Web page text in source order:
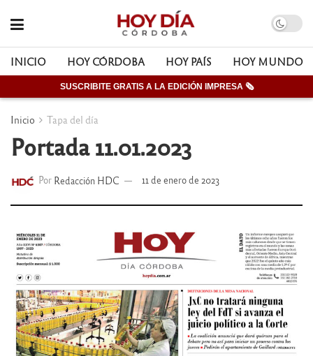
INICIO HOY CÓRDOBA HOY PAÍS HOY MUNDO
SUSCRIBITE GRATIS A LA EDICIÓN IMPRESA 🗞
Inicio Tapa del día
Portada 11.01.2023
Por Redacción HDC 11 de enero de 2023